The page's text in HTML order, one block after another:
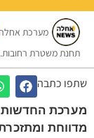
מערכת
תחנת משטרת
שתפו כתבה
מערכת החדשות
מדווחת